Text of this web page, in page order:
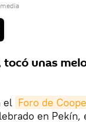
unas
el Foro de
en Pekín,